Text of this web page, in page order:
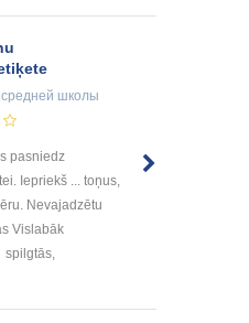
школы
pasniedz
Iepriekš ... toņus,
Nevajadzētu
Vislabāk
spilgtās,